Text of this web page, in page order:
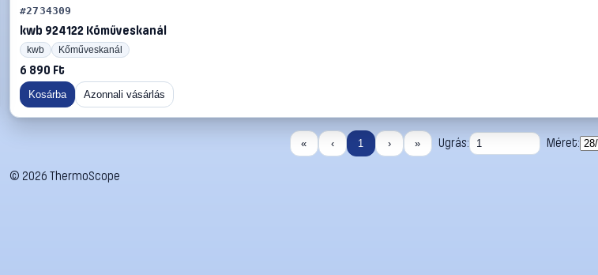
#2734309
kwb 924122 Kőműveskanál
kwb Kőműveskanál
6 890 Ft
Kosárba Azonnali vásárlás
« ‹ 1 › » Ugrás: Méret:
© 2026 ThermoScope